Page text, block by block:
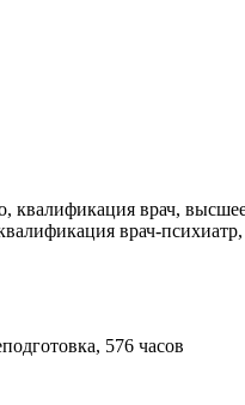
врач,
врач-психиатр,
576 часов